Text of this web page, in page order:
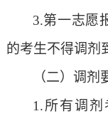
3.第一志愿
的考生不得调剂
（二）调剂
1.所有调